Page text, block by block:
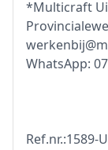
*Multicraft
WhatsApp:
Ref.nr.:1589-